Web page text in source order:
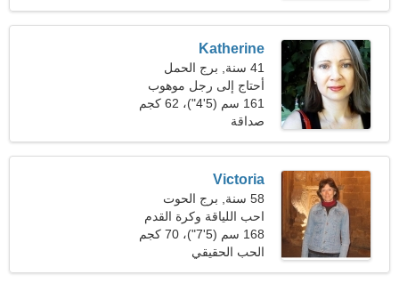
Katherine
41 سنة, برج الحمل
أحتاج إلى رجل موهوب
للتخييم
161 سم (5'4")، 62 كجم
(136 رطلا)
صداقة
Victoria
58 سنة, برج الحوت
احب اللياقة وكرة القدم
168 سم (5'7")، 70 كجم
(154 رطلا)
الحب الحقيقي